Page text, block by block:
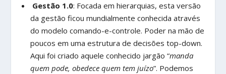
Gestão 1.0: Focada em hierarquias, esta versão
da gestão ficou mundialmente conhecida através
do modelo comando-e-controle. Poder na mão de
poucos em uma estrutura de decisões top-down.
Aqui foi criado aquele conhecido jargão “manda
quem pode, obedece quem tem juízo”. Podemos